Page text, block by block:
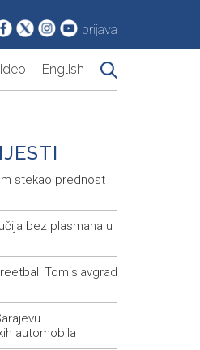
prijava
English
stekao prednost
bez plasmana u
Tomislavgrad
automobila